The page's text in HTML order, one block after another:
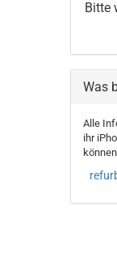
Bitte
Was
Alle
ihr